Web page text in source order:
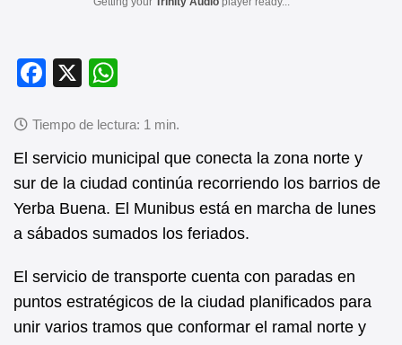
F
c
e
b
o
o
k
X
at
s
A
p
p
El servicio municipal que conecta la zona norte y
sur de la ciudad continúa recorriendo los barrios de
Yerba Buena. El Munibus está en marcha de lunes
a sábados sumados los feriados.
El servicio de transporte cuenta con paradas en
puntos estratégicos de la ciudad planificados para
unir varios tramos que conformar el ramal norte y